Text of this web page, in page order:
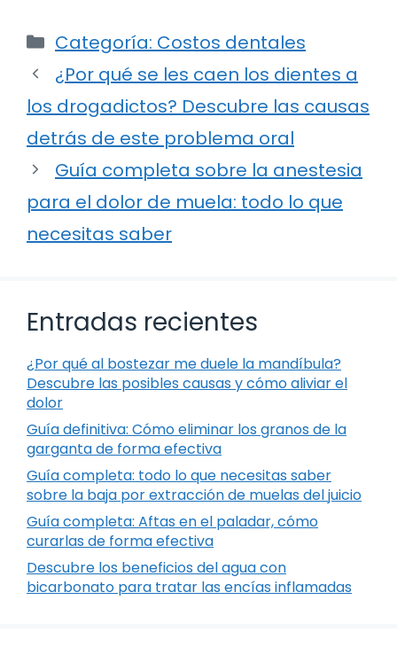
Categorías
Categoría: Costos dentales
¿Por qué se les caen los dientes a
los drogadictos? Descubre las causas
detrás de este problema oral
Guía completa sobre la anestesia
para el dolor de muela: todo lo que
necesitas saber
Entradas recientes
¿Por qué al bostezar me duele la mandíbula?
Descubre las posibles causas y cómo aliviar el
dolor
Guía definitiva: Cómo eliminar los granos de la
garganta de forma efectiva
Guía completa: todo lo que necesitas saber
sobre la baja por extracción de muelas del juicio
Guía completa: Aftas en el paladar, cómo
curarlas de forma efectiva
Descubre los beneficios del agua con
bicarbonato para tratar las encías inflamadas